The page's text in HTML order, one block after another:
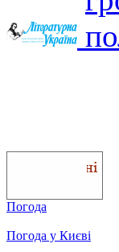
Погода
Погода у Києві